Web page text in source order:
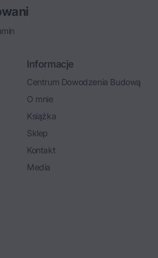
Informacje
Centrum Dowodzenia Budową
O mnie
Książka
Sklep
Kontakt
Media